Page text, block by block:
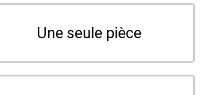
Une seule pièce